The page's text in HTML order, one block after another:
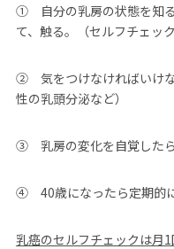
① 自分の乳房の状態を知
て、触る。（セルフチェック
② 気をつけなければいけ
性の乳頭分泌など）
③ 乳房の変化を自覚したら
④ 40歳になったら定期的に
乳癌のセルフチェックは月1